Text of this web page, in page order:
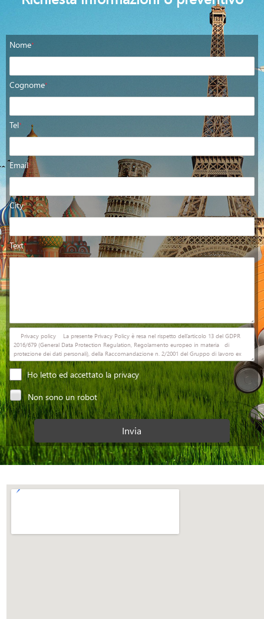
Nome*
Cognome*
Tel*
Email*
City*
Text*
Ho letto ed accettato la privacy
Non sono un robot
Invia